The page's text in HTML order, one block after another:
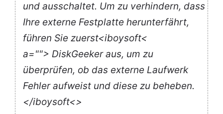
und ausschaltet. Um zu verhindern, dass
Ihre externe Festplatte herunterfährt,
führen Sie zuerst<iboysoft<
a=""> DiskGeeker aus, um zu
überprüfen, ob das externe Laufwerk
Fehler aufweist und diese zu beheben.
</iboysoft<>